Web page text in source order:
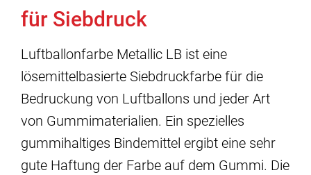
für Siebdruck
Luftballonfarbe Metallic LB ist eine
lösemittelbasierte Siebdruckfarbe für die
Bedruckung von Luftballons und jeder Art
von Gummimaterialien. Ein spezielles
gummihaltiges Bindemittel ergibt eine sehr
gute Haftung der Farbe auf dem Gummi. Die